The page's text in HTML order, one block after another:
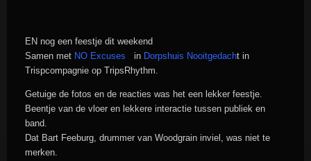
EN nog een feestje dit weekend
Samen met NO Excuses in Dorpshuis Nooitgedacht in
Trispcompagnie op TripsRhythm.
Getuige de fotos en de reacties was het een lekker feestje.
Beentje van de vloer en lekkere interactie tussen publiek en
band.
Dat Bart Feeburg, drummer van Woodgrain inviel, was niet te
merken.